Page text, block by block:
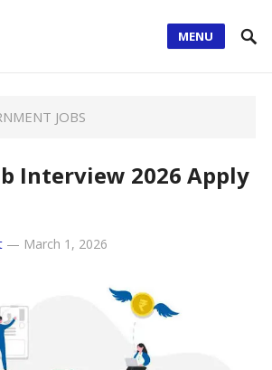
MENU
JOBS
Interview 2026 Apply
— March 1, 2026